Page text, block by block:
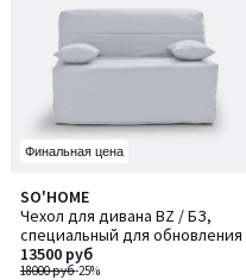
Финальная цена
SO'HOME
Чехол для дивана BZ / БЗ,
специальный для обновления
18000 руб-25%
13500 руб
3,9
/ 5